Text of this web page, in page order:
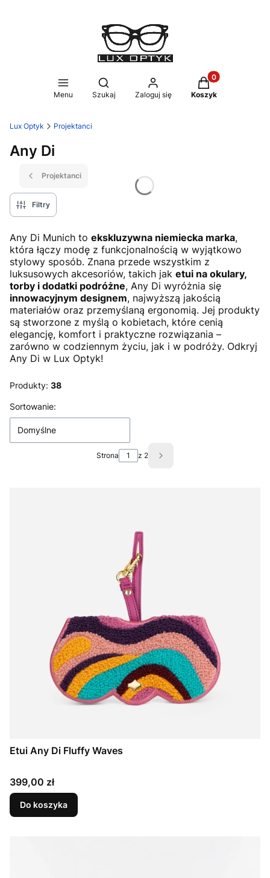
Menu
Otwórz wyszukiwarkę
Szukaj Zaloguj się
Produkty w
Koszyk
Lux Optyk Projektanci
Any Di
Projektanci
Filtry
Any Di Munich to ekskluzywna niemiecka marka,
która łączy modę z funkcjonalnością w wyjątkowo
stylowy sposób. Znana przede wszystkim z
luksusowych akcesoriów, takich jak etui na okulary,
torby i dodatki podróżne, Any Di wyróżnia się
innowacyjnym designem, najwyższą jakością
materiałów oraz przemyślaną ergonomią. Jej produkty
są stworzone z myślą o kobietach, które cenią
elegancję, komfort i praktyczne rozwiązania –
zarówno w codziennym życiu, jak i w podróży. Odkryj
Any Di w Lux Optyk!
Produkty: 38
Lista produktów
Sortowanie:
Domyślne
Strona z 2 Następne produkty
Etui Any Di Fluffy Waves
Cena
399,00 zł
Do koszyka